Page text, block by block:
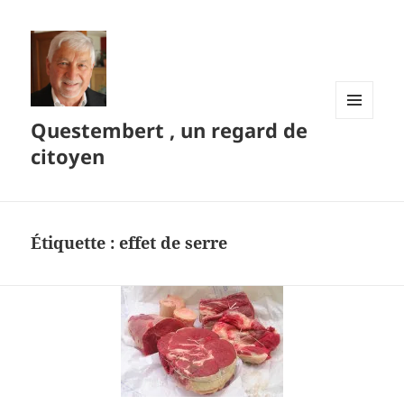
Questembert , un regard de
citoyen
Étiquette :effet de serre